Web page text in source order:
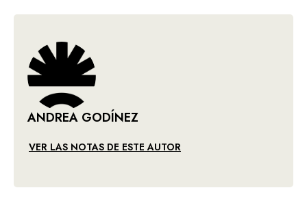
ANDREA GODÍNEZ
VER LAS NOTAS DE ESTE AUTOR